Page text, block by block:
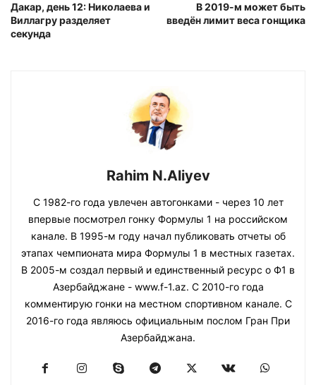
Дакар, день 12: Николаева и
Виллагру разделяет
секунда
В 2019-м может быть
введён лимит веса гонщика
Rahim N.Aliyev
С 1982-го года увлечен автогонками - через 10 лет
впервые посмотрел гонку Формулы 1 на российском
канале. В 1995-м году начал публиковать отчеты об
этапах чемпионата мира Формулы 1 в местных газетах.
В 2005-м создал первый и единственный ресурс о Ф1 в
Азербайджане - www.f-1.az. С 2010-го года
комментирую гонки на местном спортивном канале. С
2016-го года являюсь официальным послом Гран При
Азербайджана.